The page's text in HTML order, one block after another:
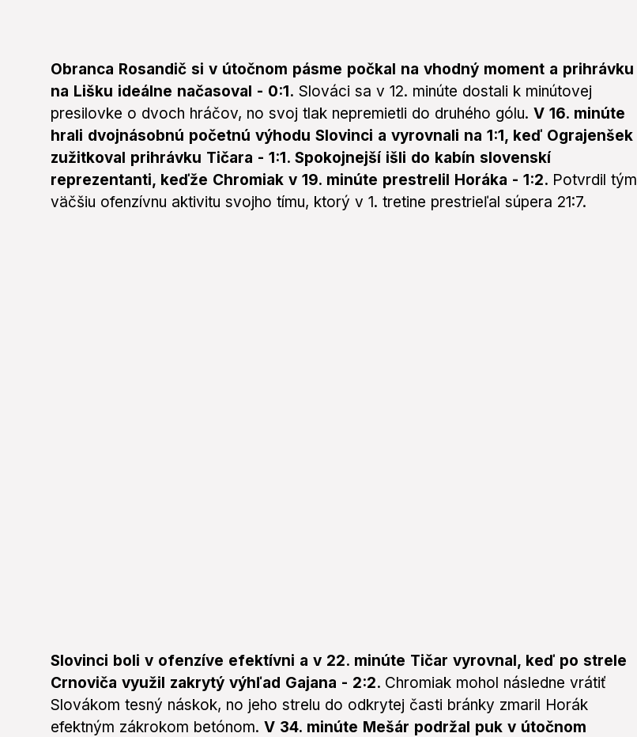
Obranca Rosandič si v útočnom pásme počkal na vhodný moment a prihrávku
na Lišku ideálne načasoval - 0:1. Slováci sa v 12. minúte dostali k minútovej
presilovke o dvoch hráčov, no svoj tlak nepremietli do druhého gólu. V 16. minúte
hrali dvojnásobnú početnú výhodu Slovinci a vyrovnali na 1:1, keď Ograjenšek
zužitkoval prihrávku Tičara - 1:1. Spokojnejší išli do kabín slovenskí
reprezentanti, keďže Chromiak v 19. minúte prestrelil Horáka - 1:2. Potvrdil tým
väčšiu ofenzívnu aktivitu svojho tímu, ktorý v 1. tretine prestrieľal súpera 21:7.
Slovinci boli v ofenzíve efektívni a v 22. minúte Tičar vyrovnal, keď po strele
Crnoviča využil zakrytý výhľad Gajana - 2:2. Chromiak mohol následne vrátiť
Slovákom tesný náskok, no jeho strelu do odkrytej časti bránky zmaril Horák
efektným zákrokom betónom. V 34. minúte Mešár podržal puk v útočnom